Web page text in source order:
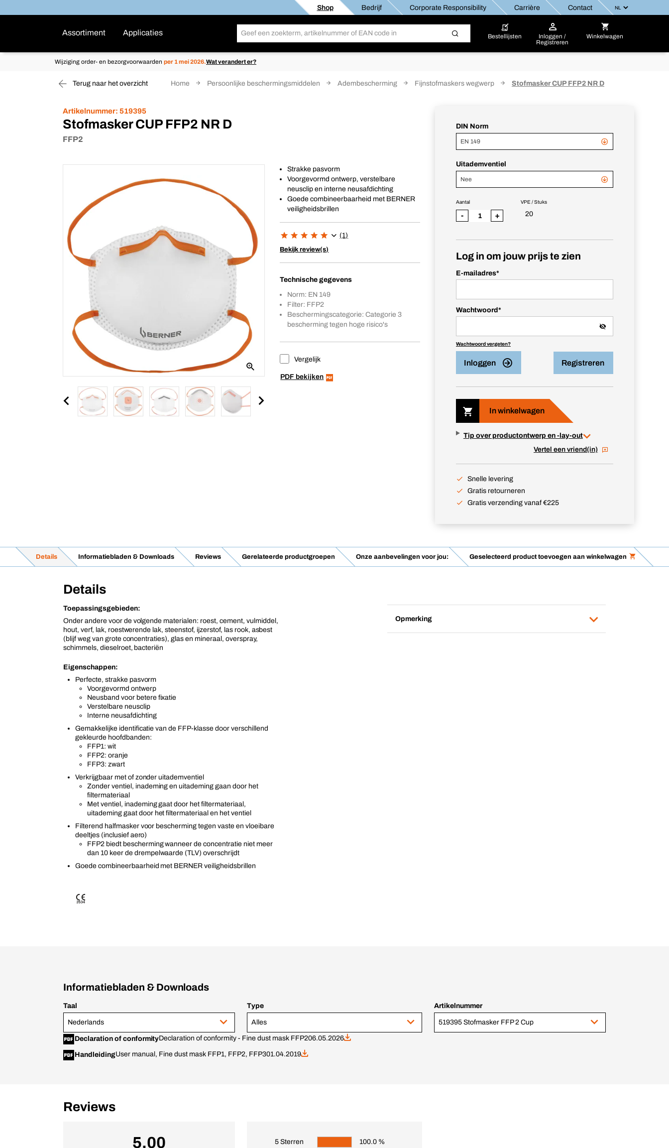
Shop Bedrijf Corporate Responsibility Carrière Contact
Assortiment Applicaties Bestellijsten
Inloggen /
Registreren
Winkelwagen
Wijziging order- en bezorgvoorwaarden per 1 mei 2026.Wat verandert er?
Terug naar het overzicht Home Persoonlijke beschermingsmiddelen Adembescherming Fijnstofmaskers wegwerp Stofmasker CUP FFP2 NR D
Artikelnummer: 519395
Stofmasker CUP FFP2 NR D
FFP2
Strakke pasvorm
Voorgevormd ontwerp, verstelbare
neusclip en interne neusafdichting
Goede combineerbaarheid met BERNER
veiligheidsbrillen
(1)
Bekijk review(s)
Technische gegevens
Norm: EN 149
Filter: FFP2
Beschermingscategorie: Categorie 3
bescherming tegen hoge risico's
Vergelijk
PDF bekijken
DIN Norm
EN 149
Uitademventiel
Nee
VPE / Stuks
20
Aantal
- +
Log in om jouw prijs te zien
E-mailadres*
Wachtwoord *
Wachtwoord vergeten?
Inloggen Registreren
In winkelwagen
Tip over productontwerp en -lay-out
Vertel een vriend(in)
Snelle levering
Gratis retourneren
Gratis verzending vanaf €225
Details Informatiebladen & Downloads Reviews Gerelateerde productgroepen Onze aanbevelingen voor jou: Geselecteerd product toevoegen aan winkelwagen
Details
Toepassingsgebieden:
Onder andere voor de volgende materialen: roest, cement, vulmiddel,
hout, verf, lak, roestwerende lak, steenstof, ijzerstof, las rook, asbest
(blijf weg van grote concentraties), glas en mineraal, overspray,
schimmels, dieselroet, bacteriën
Eigenschappen:
Perfecte, strakke pasvorm
Voorgevormd ontwerp
Neusband voor betere fixatie
Verstelbare neusclip
Interne neusafdichting
Gemakkelijke identificatie van de FFP-klasse door verschillend
gekleurde hoofdbanden:
FFP1: wit
FFP2: oranje
FFP3: zwart
Verkrijgbaar met of zonder uitademventiel
Zonder ventiel, inademing en uitademing gaan door het
filtermateriaal
Met ventiel, inademing gaat door het filtermateriaal,
uitademing gaat door het filtermateriaal en het ventiel
Filterend halfmasker voor bescherming tegen vaste en vloeibare
deeltjes (inclusief aero)
FFP2 biedt bescherming wanneer de concentratie niet meer
dan 10 keer de drempelwaarde (TLV) overschrijdt
Goede combineerbaarheid met BERNER veiligheidsbrillen
Opmerking
Informatiebladen & Downloads
Taal
Nederlands
Type
Alles
Artikelnummer
519395 Stofmasker FFP 2 Cup
Declaration of conformityDeclaration of conformity - Fine dust mask FFP206.05.2026
HandleidingUser manual, Fine dust mask FFP1, FFP2, FFP301.04.2019
Reviews
5,00 5 Sterren
100.0 %